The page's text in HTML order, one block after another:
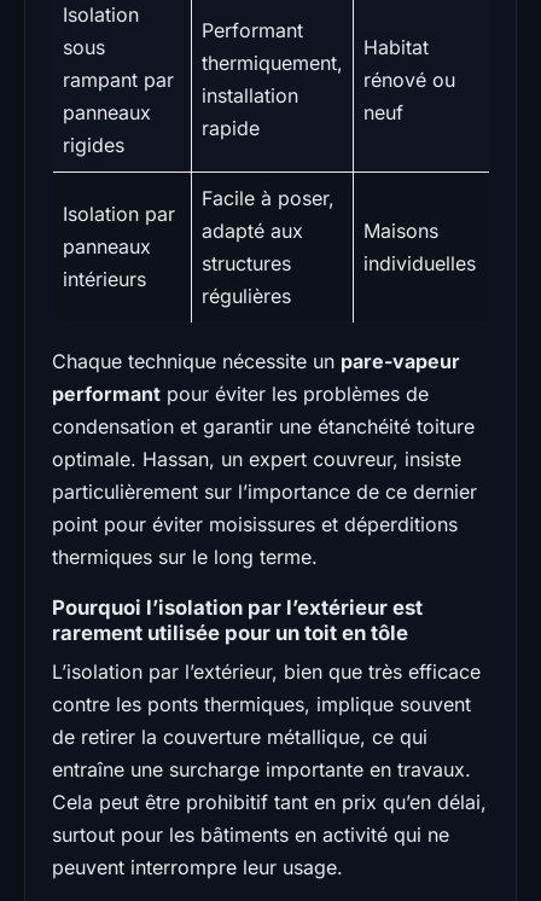
Isolation
sous
rampant par
panneaux
rigides
Performant
thermiquement,
installation
rapide
Habitat
rénové ou
neuf
Isolation par
panneaux
intérieurs
Facile à poser,
adapté aux
structures
régulières
Maisons
individuelles
Chaque technique nécessite un pare-vapeur
performant pour éviter les problèmes de
condensation et garantir une étanchéité toiture
optimale. Hassan, un expert couvreur, insiste
particulièrement sur l’importance de ce dernier
point pour éviter moisissures et déperditions
thermiques sur le long terme.
Pourquoi l’isolation par l’extérieur est
rarement utilisée pour un toit en tôle
L’isolation par l’extérieur, bien que très efficace
contre les ponts thermiques, implique souvent
de retirer la couverture métallique, ce qui
entraîne une surcharge importante en travaux.
Cela peut être prohibitif tant en prix qu’en délai,
surtout pour les bâtiments en activité qui ne
peuvent interrompre leur usage.